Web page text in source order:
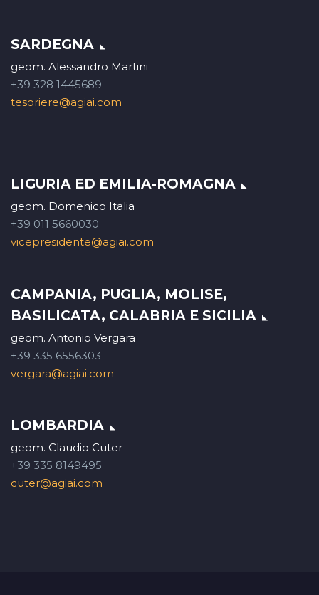
SARDEGNA
geom. Alessandro Martini
+39 328 1445689
tesoriere@agiai.com
LIGURIA ED EMILIA-ROMAGNA
geom. Domenico Italia
+39 011 5660030
vicepresidente@agiai.com
CAMPANIA, PUGLIA, MOLISE,
BASILICATA, CALABRIA E SICILIA
geom. Antonio Vergara
+39 335 6556303
vergara@agiai.com
LOMBARDIA
geom. Claudio Cuter
+39 335 8149495
cuter@agiai.com